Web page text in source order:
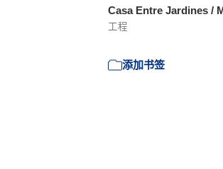
Casa Entre Jardines /
工程
添加书签